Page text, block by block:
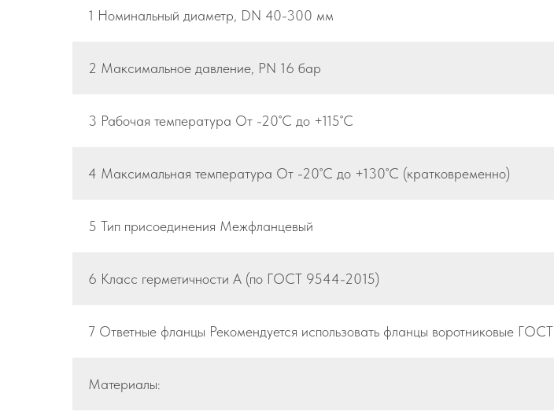
1 Номинальный диаметр, DN 40-300 мм
2 Максимальное давление, РN 16 бар
3 Рабочая температура От -20˚С до +115˚С
4 Максимальная температура От -20˚С до +130˚С (кратковременно)
5 Тип присоединения Межфланцевый
6 Класс герметичности А (по ГОСТ 9544-2015)
7 Ответные фланцы Рекомендуется использовать фланцы воротниковые
Материалы: